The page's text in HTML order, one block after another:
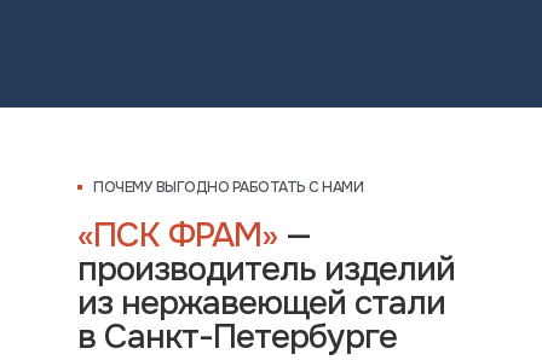
«ПСК ФРАМ» —
производитель изделий
из нержавеющей стали
в Санкт-Петербурге
ПОЧЕМУ ВЫГОДНО РАБОТАТЬ С НАМИ